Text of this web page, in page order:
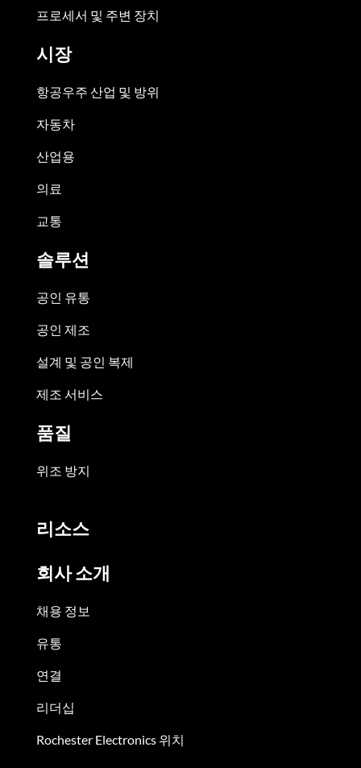
프로세서 및 주변 장치
시장
항공우주 산업 및 방위
자동차
산업용
의료
교통
솔루션
공인 유통
공인 제조
설계 및 공인 복제
제조 서비스
품질
위조 방지
리소스
회사 소개
채용 정보
유통
연결
리더십
Rochester Electronics 위치